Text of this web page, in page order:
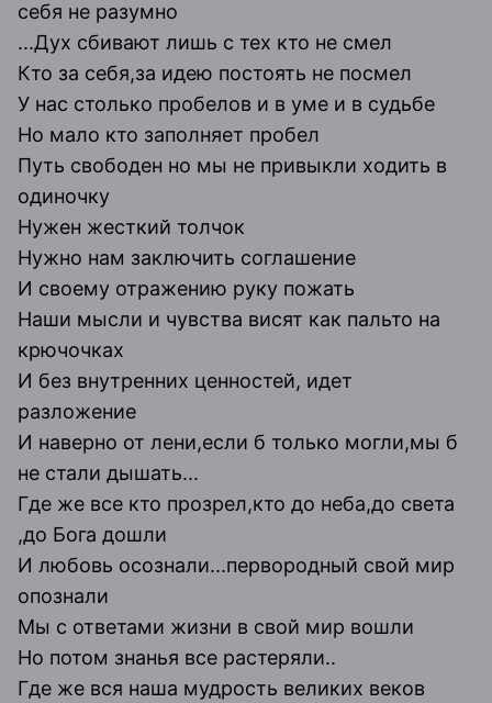
себя не разумно
...Дух сбивают лишь с тех кто не смел
Кто за себя,за идею постоять не посмел
У нас столько пробелов и в уме и в судьбе
Но мало кто заполняет пробел
Путь свободен но мы не привыкли ходить в
одиночку
Нужен жесткий толчок
Нужно нам заключить соглашение
И своему отражению руку пожать
Наши мысли и чувства висят как пальто на
крючочках
И без внутренних ценностей, идет
разложение
И наверно от лени,если б только могли,мы б
не стали дышать...
Где же все кто прозрел,кто до неба,до света
,до Бога дошли
И любовь осознали...первородный свой мир
опознали
Мы с ответами жизни в свой мир вошли
Но потом знанья все растеряли..
Где же вся наша мудрость великих веков